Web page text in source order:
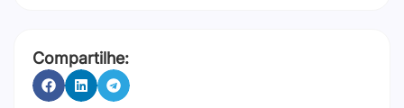
Compartilhe: